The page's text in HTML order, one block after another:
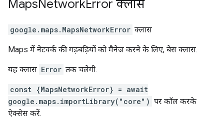
MapsNetworkError क्लास
google.maps. MapsNetworkError क्लास
Maps में नेटवर्क की गड़बड़ियों को मैनेज करने के लिए, बेस क्लास.
यह क्लास Error तक चलेगी.
const {MapsNetworkError} = await
google.maps.importLibrary("core") पर कॉल करके
ऐक्सेस करें.